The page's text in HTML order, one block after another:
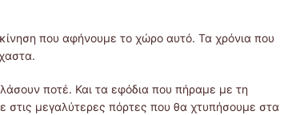
που αφήνουμε το χώρο αυτό. Τα χρόνια που
ποτέ. Και τα εφόδια που πήραμε με τη
στις μεγαλύτερες πόρτες που θα χτυπήσουμε στα